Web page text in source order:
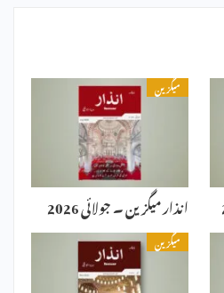
میگزین
انذار میگزین ۔ جولائی 2026
میگزین